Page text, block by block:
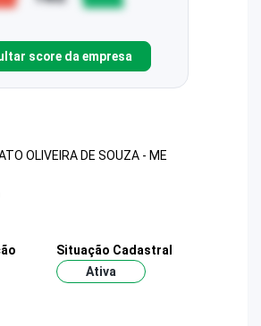
score da empresa
OLIVEIRA DE SOUZA - ME
Situação Cadastral
Ativa